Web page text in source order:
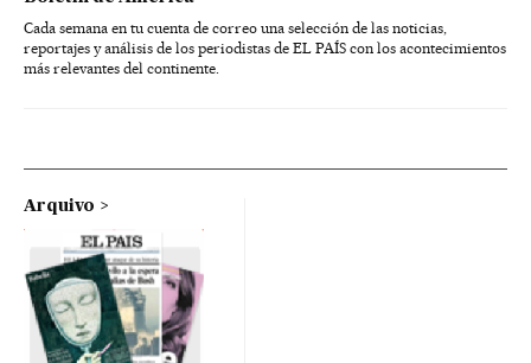
Cada semana en tu cuenta de correo una selección de las noticias,
reportajes y análisis de los periodistas de EL PAÍS con los acontecimientos
más relevantes del continente.
Arquivo